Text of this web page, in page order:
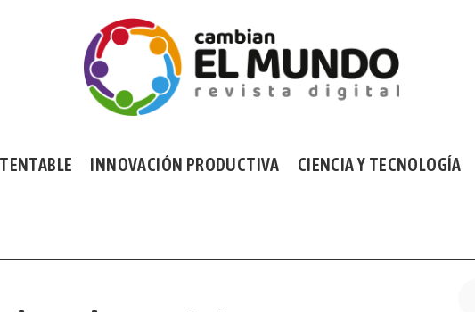
INNOVACIÓN PRODUCTIVA CIENCIA Y TECNOLOGÍA